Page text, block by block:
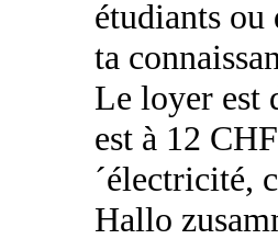
étudiants
ta
Le loyer est
est à 12
´électricité,
Hallo